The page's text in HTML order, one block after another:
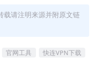
请注明来源并附原文链
官网工具
快连VPN下载